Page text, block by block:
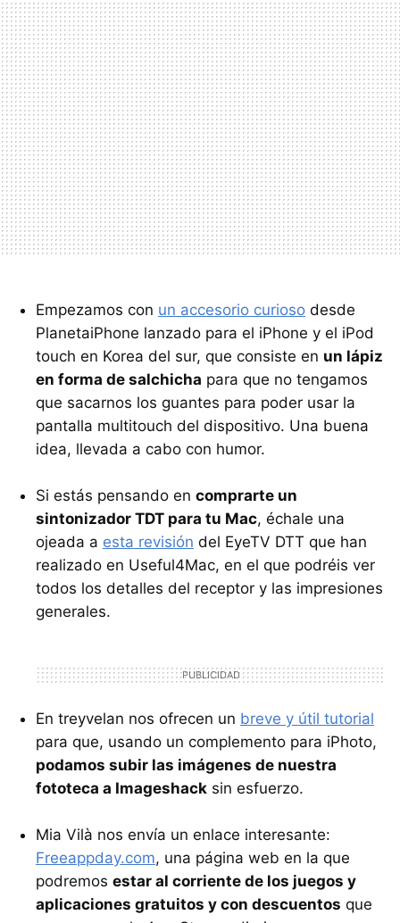
Empezamos con un accesorio curioso desde
PlanetaiPhone lanzado para el iPhone y el iPod
touch en Korea del sur, que consiste en un lápiz
en forma de salchicha para que no tengamos
que sacarnos los guantes para poder usar la
pantalla multitouch del dispositivo. Una buena
idea, llevada a cabo con humor.
Si estás pensando en comprarte un
sintonizador TDT para tu Mac, échale una
ojeada a esta revisión del EyeTV DTT que han
realizado en Useful4Mac, en el que podréis ver
todos los detalles del receptor y las impresiones
generales.
En treyvelan nos ofrecen un breve y útil tutorial
para que, usando un complemento para iPhoto,
podamos subir las imágenes de nuestra
fototeca a Imageshack sin esfuerzo.
Mia Vilà nos envía un enlace interesante:
Freeappday.com, una página web en la que
podremos estar al corriente de los juegos y
aplicaciones gratuitos y con descuentos que